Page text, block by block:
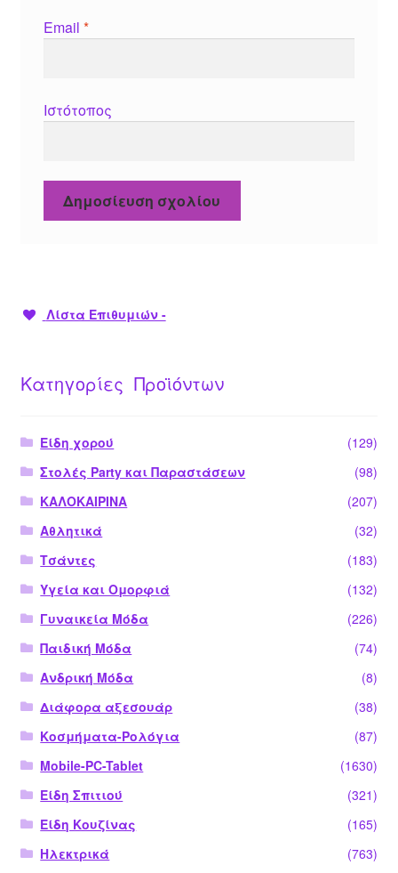
Email *
Ιστότοπος
Λίστα Επιθυμιών -
Κατηγορίες Προϊόντων
Είδη χορού
(129)
Στολές Party και Παραστάσεων
(98)
ΚΑΛΟΚΑΙΡΙΝΑ
(207)
Αθλητικά
(32)
Τσάντες
(183)
Υγεία και Ομορφιά
(132)
Γυναικεία Μόδα
(226)
Παιδική Μόδα
(74)
Ανδρική Μόδα
(8)
Διάφορα αξεσουάρ
(38)
Κοσμήματα-Ρολόγια
(87)
Mobile-PC-Tablet
(1630)
Είδη Σπιτιού
(321)
Είδη Κουζίνας
(165)
Ηλεκτρικά
(763)